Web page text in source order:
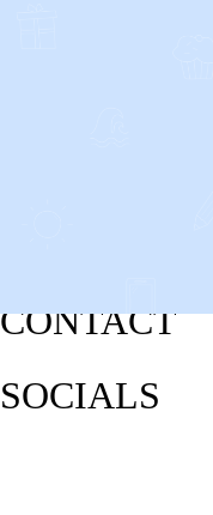
CONTACT
SOCIALS